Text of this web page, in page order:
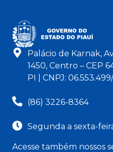
Palácio de Karnak,
1450, Centro – CEP
PI | CNPJ:
(86) 3226-8364
Segunda a sexta-
Acesse também nossos